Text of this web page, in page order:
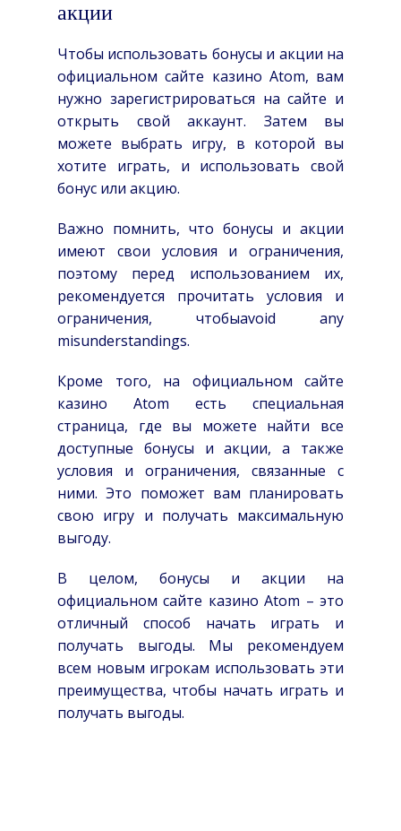
акции
Чтобы использовать бонусы и акции на
официальном сайте казино Atom, вам
нужно зарегистрироваться на сайте и
открыть свой аккаунт. Затем вы
можете выбрать игру, в которой вы
хотите играть, и использовать свой
бонус или акцию.
Важно помнить, что бонусы и акции
имеют свои условия и ограничения,
поэтому перед использованием их,
рекомендуется прочитать условия и
ограничения, чтобыavoid any
misunderstandings.
Кроме того, на официальном сайте
казино Atom есть специальная
страница, где вы можете найти все
доступные бонусы и акции, а также
условия и ограничения, связанные с
ними. Это поможет вам планировать
свою игру и получать максимальную
выгоду.
В целом, бонусы и акции на
официальном сайте казино Atom – это
отличный способ начать играть и
получать выгоды. Мы рекомендуем
всем новым игрокам использовать эти
преимущества, чтобы начать играть и
получать выгоды.